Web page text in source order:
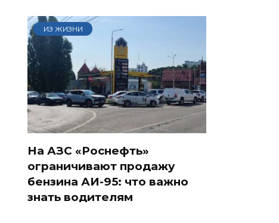
ИЗ ЖИЗНИ
На АЗС «Роснефть»
ограничивают продажу
бензина АИ-95: что важно
знать водителям